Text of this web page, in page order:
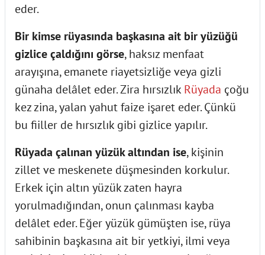
eder.
Bir kimse rüyasında başkasına ait bir yüzüğü
gizlice çaldığını görse, haksız menfaat
arayışına, emanete riayetsizliğe veya gizli
günaha delâlet eder. Zira hırsızlık Rüyada çoğu
kez zina, yalan yahut faize işaret eder. Çünkü
bu fiiller de hırsızlık gibi gizlice yapılır.
Rüyada çalınan yüzük altından ise, kişinin
zillet ve meskenete düşmesinden korkulur.
Erkek için altın yüzük zaten hayra
yorulmadığından, onun çalınması kayba
delâlet eder. Eğer yüzük gümüşten ise, rüya
sahibinin başkasına ait bir yetkiyi, ilmi veya